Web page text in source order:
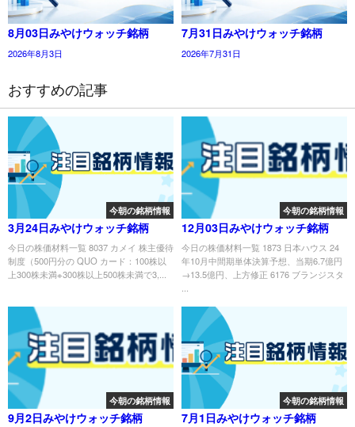
8月03日みやけウォッチ銘柄
2026年8月3日
7月31日みやけウォッチ銘柄
2026年7月31日
おすすめの記事
今朝の銘柄情報
3月24日みやけウォッチ銘柄
今日の株価材料一覧 8037 カメイ 株主優待
制度（500円分の QUO カード：100株以
上300株未満※300株以上500株未満で3,...
今朝の銘柄情報
12月03日みやけウォッチ銘柄
今日の株価材料一覧 1873 日本ハウス 24
年10月中間期単体決算予想、当期6.7億円
→13.5億円、上方修正 6176 ブランジスタ
今朝の銘柄情報
9月2日みやけウォッチ銘柄
今朝の銘柄情報
7月1日みやけウォッチ銘柄